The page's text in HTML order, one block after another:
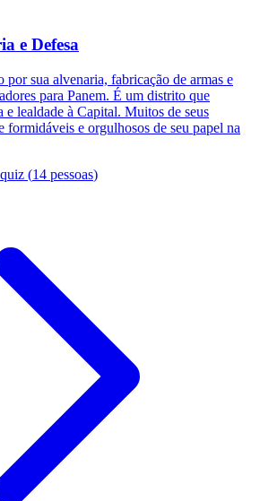
e Defesa
sua alvenaria, fabricação de armas e
para Panem. É um distrito que
lealdade à Capital. Muitos de seus
formidáveis e orgulhosos de seu papel na
(14 pessoas)